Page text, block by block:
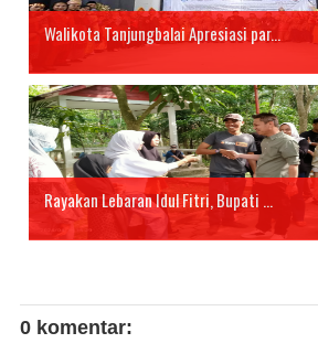
Walikota Tanjungbalai Apresiasi par...
Rayakan Lebaran Idul Fitri, Bupati ...
0 komentar: